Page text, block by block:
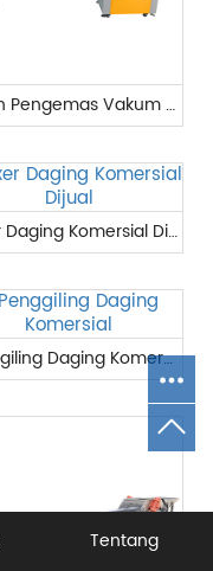
Mesin Pengemas Vakum Bantal
Mixer Daging Komersial Dijual
Penggiling Daging Komersial
Tentang